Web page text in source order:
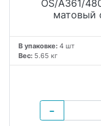
OS/A361/
матовый
В упаковке: 4 шт
Вес: 5.65 кг
−